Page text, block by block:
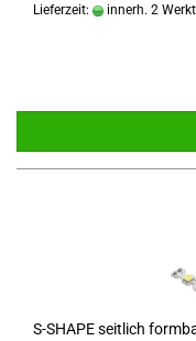
Lieferzeit:
innerh. 2
S-​SHAPE seit­lich